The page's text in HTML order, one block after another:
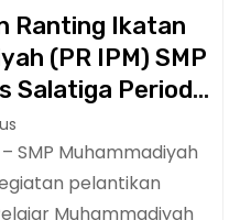
Ranting Ikatan
(PR IPM) SMP
Salatiga Periode
SMP Muhammadiyah
pelantikan
Muhammadiyah